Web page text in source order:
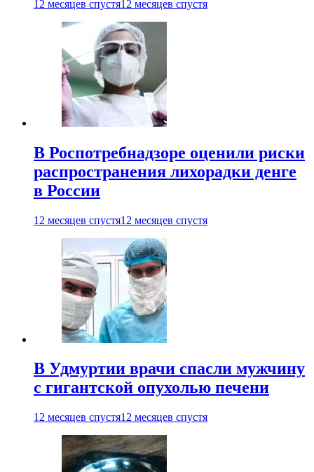
12 месяцев спустя12 месяцев спустя
В Роспотребнадзоре оценили риски
распространения лихорадки денге
в России
12 месяцев спустя12 месяцев спустя
В Удмуртии врачи спасли мужчину
с гигантской опухолью печени
12 месяцев спустя12 месяцев спустя